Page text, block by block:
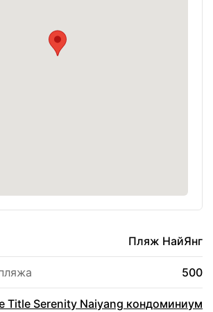
Пляж НайЯнг
500
Title Serenity Naiyang кондоминиум